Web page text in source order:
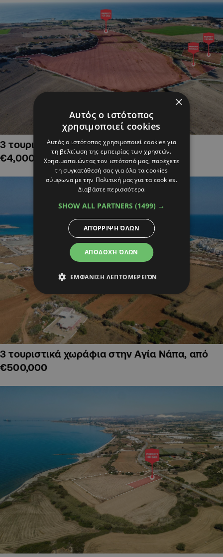
3 τουριστικά χωράφια στην Αλαμινό,
€4,000,000
3 τουριστικά χωράφια στην Αγία Νάπα, από
€500,000
×
Αυτός ο ιστότοπος
χρησιμοποιεί cookies
Αυτός ο ιστότοπος χρησιμοποιεί cookies για
τη βελτίωση της εμπειρίας των χρηστών.
Χρησιμοποιώντας τον ιστότοπό μας, παρέχετε
τη συγκατάθεσή σας για όλα τα cookies
σύμφωνα με την Πολιτική μας για τα cookies.
Διαβάστε περισσότερα
SHOW ALL PARTNERS (1499) →
ΑΠΟΔΟΧΉ ΌΛΩΝ
ΑΠΌΡΡΙΨΗ ΌΛΩΝ
ΕΜΦΆΝΙΣΗ ΛΕΠΤΟΜΕΡΕΙΏΝ